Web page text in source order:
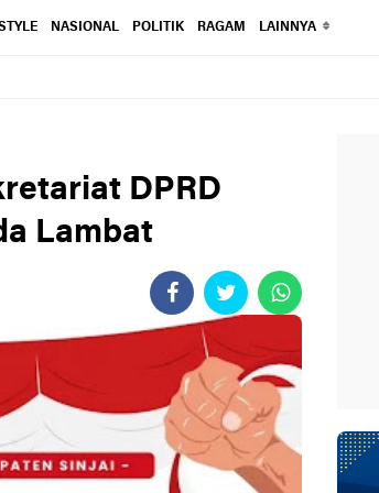
NASIONAL POLITIK RAGAM LAINNYA
DPRD
Lambat